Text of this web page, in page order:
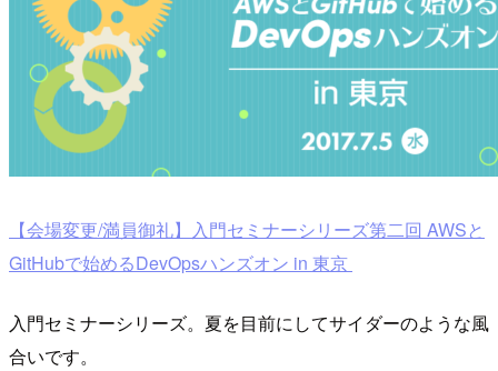
【会場変更/満員御礼】入門セミナーシリーズ第二回 AWSと
GitHubで始めるDevOpsハンズオン in 東京
入門セミナーシリーズ。夏を目前にしてサイダーのような風
合いです。